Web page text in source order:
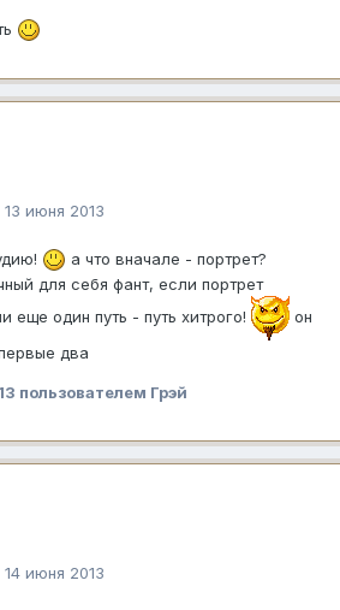
13 июня 2013
а что вначале - портрет?
для себя фант, если портрет
еще один путь - путь хитрого!
он
два
пользователем Грэй
14 июня 2013